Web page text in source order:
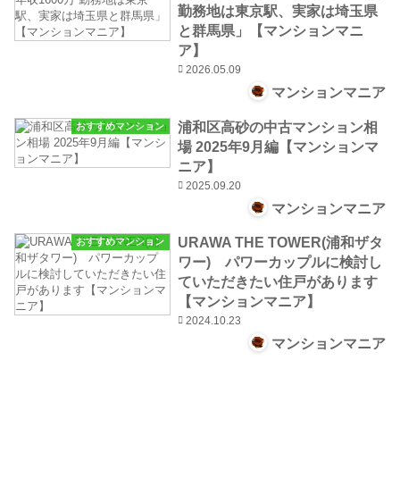
勤務地は東京駅、実家は埼玉県
と群馬県」【マンションマニ
ア】
2026.05.09
マンションマニア
おすすめマンション
浦和区高砂の中古マンション相
場 2025年9月編【マンションマ
ニア】
2025.09.20
マンションマニア
おすすめマンション
URAWA THE TOWER(浦和ザタ
ワー) パワーカップルに検討し
ていただきたい住戸があります
【マンションマニア】
2024.10.23
マンションマニア